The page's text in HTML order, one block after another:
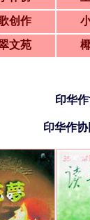
创作
文苑
印华作
印华作协